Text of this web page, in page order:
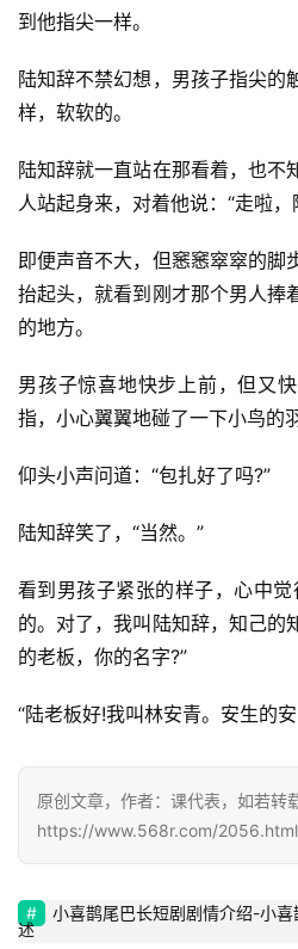
到他指尖一样。
陆知辞不禁幻想，男孩子指尖的
样，软软的。
陆知辞就一直站在那看着，也不
人站起身来，对着他说：“走啦
即便声音不大，但窸窸窣窣的脚
抬起头，就看到刚才那个男人捧
的地方。
男孩子惊喜地快步上前，但又
指，小心翼翼地碰了一下小鸟的羽
仰头小声问道：“包扎好了吗?”
陆知辞笑了，“当然。”
看到男孩子紧张的样子，心中
的。对了，我叫陆知辞，知己的
的老板，你的名字?”
“陆老板好!我叫林安青。安生的
原创文章，作者：课代表，如若转
https://www.568r.com/2056.html
小喜鹊尾巴长短剧剧情介绍-小
述